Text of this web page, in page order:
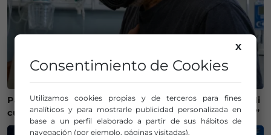
Paco, afectado por la sensibilidad química múltiple: “Mi
cuerpo se pone en guardia con todo lo que lleva tóxico”
X
Consentimiento de Cookies
Utilizamos cookies propias y de terceros para fines
analíticos y para mostrarle publicidad personalizada en
base a un perfil elaborado a partir de sus hábitos de
navegación (por ejemplo, páginas visitadas).